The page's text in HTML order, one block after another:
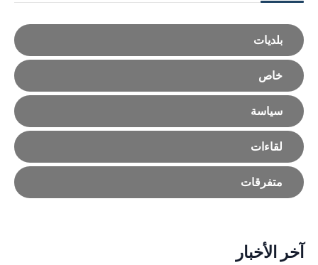
بلديات
خاص
سياسة
لقاءات
متفرقات
آخر الأخبار